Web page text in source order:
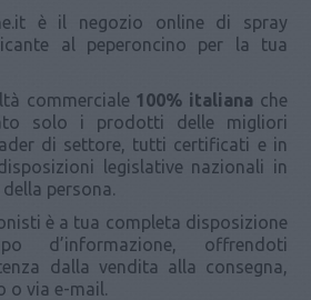
è il negozio online di spray
al peperoncino per la tua
commerciale 100% italiana che
solo i prodotti delle migliori
di settore, tutti certificati e in
legislative nazionali in
persona.
è a tua completa disposizione
d’informazione, offrendoti
dalla vendita alla consegna,
o via e-mail.